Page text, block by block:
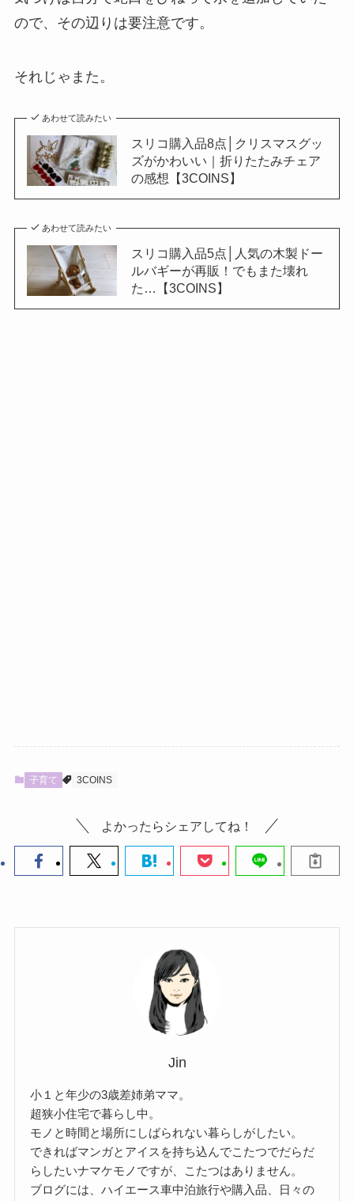
ので、その辺りは要注意です。
それじゃまた。
あわせて読みたい
スリコ購入品8点│クリスマスグッ
ズがかわいい｜折りたたみチェア
の感想【3COINS】
あわせて読みたい
スリコ購入品5点│人気の木製ドー
ルバギーが再販！でもまた壊れ
た…【3COINS】
子育て 3COINS
よかったらシェアしてね！
Jin
小１と年少の3歳差姉弟ママ。
超狭小住宅で暮らし中。
モノと時間と場所にしばられない暮らしがしたい。
できればマンガとアイスを持ち込んでこたつでだらだ
らしたいナマケモノですが、こたつはありません。
ブログには、ハイエース車中泊旅行や購入品、日々の